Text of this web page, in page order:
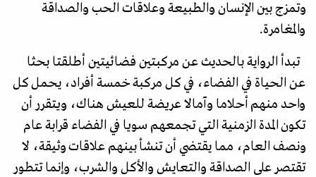
وتمزج بين الإنسان والطبيعة وعلاقات الحب والصداقة
والمغامرة.
تبدأ الرواية بالحديث عن مركبتين فضائيتين أطلقتا بحثا
عن الحياة في الفضاء، في كل مركبة خمسة أفراد، يحمل كل
واحد منهم أحلاما وآمالا عريضة للعيش هناك، ويتقرر أن
تكون المدة الزمنية التي تجمعهم سويا في الفضاء قرابة عام
ونصف العام، مما يقتضي أن تنشأ بينهم علاقات وثيقة، لا
تقتصر على الصداقة والتعايش والأكل والشرب، وإنما تتطور